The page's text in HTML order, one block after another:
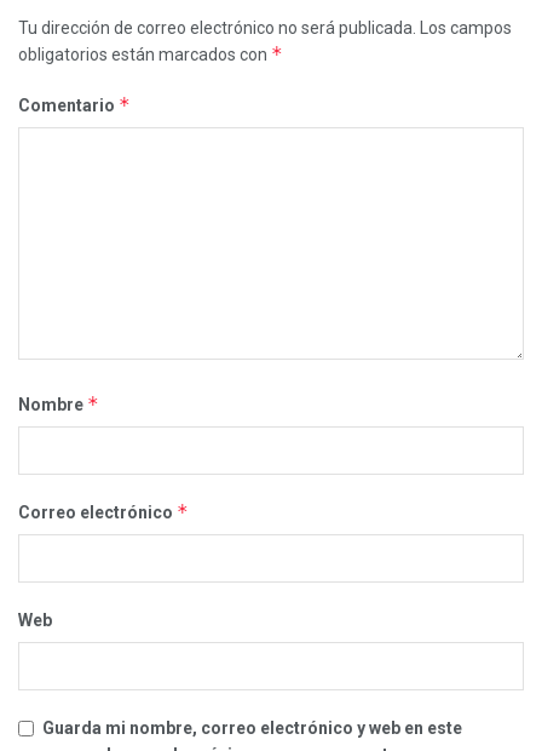
Tu dirección de correo electrónico no será publicada.
Los campos
obligatorios están marcados con *
Comentario *
Nombre *
Correo electrónico *
Web
Guarda mi nombre, correo electrónico y web en este